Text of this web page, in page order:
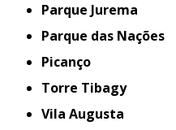
Parque Jurema
Parque das Nações
Picanço
Torre Tibagy
Vila Augusta